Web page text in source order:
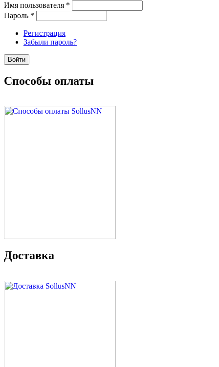
Имя пользователя *
Пароль *
Регистрация
Забыли пароль?
Способы оплаты
Доставка